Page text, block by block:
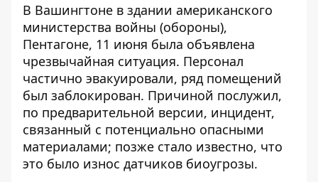
В Вашингтоне в здании американского
министерства войны (обороны),
Пентагоне, 11 июня была объявлена ​​
чрезвычайная ситуация. Персонал
частично эвакуировали, ряд помещений
был заблокирован. Причиной послужил,
по предварительной версии, инцидент,
связанный с потенциально опасными
материалами; позже стало известно, что
это было износ датчиков биоугрозы.